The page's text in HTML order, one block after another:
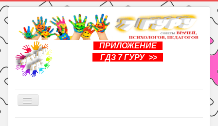
ПРИЛОЖЕНИЕ
ГДЗ 7 ГУРУ >>
Включить/